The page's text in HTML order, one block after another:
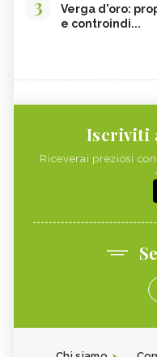
3
Verga d'oro:
e controindi...
Iscriviti
Riceverai preziosi